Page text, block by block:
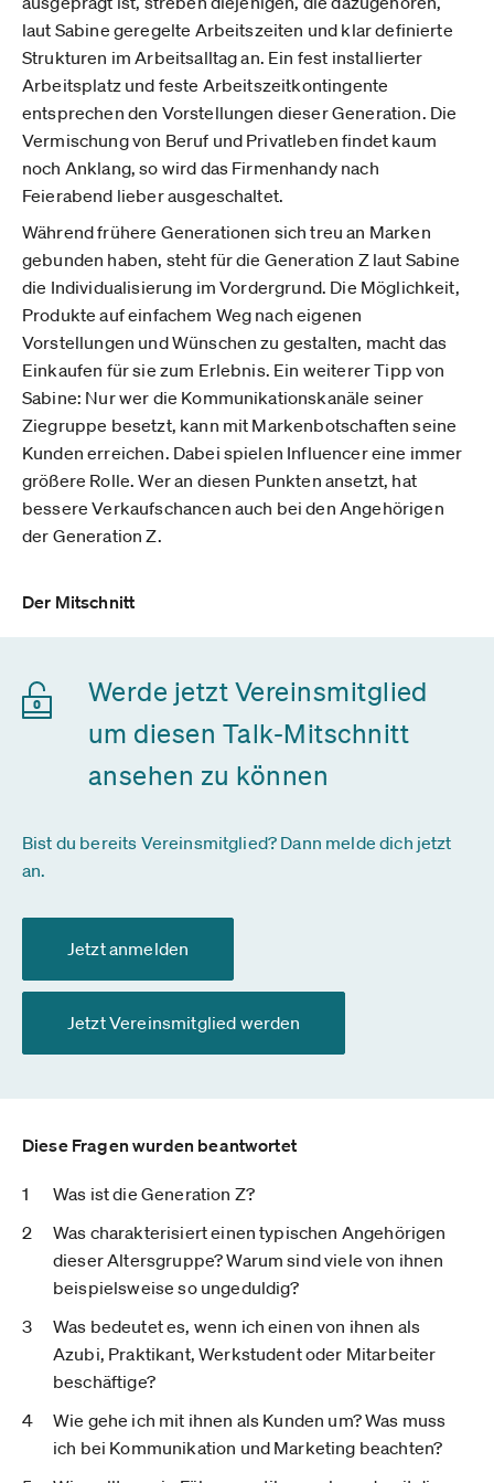
laut Sabine geregelte Arbeitszeiten und klar definierte
Strukturen im Arbeitsalltag an. Ein fest installierter
Arbeitsplatz und feste Arbeitszeitkontingente
entsprechen den Vorstellungen dieser Generation. Die
Vermischung von Beruf und Privatleben findet kaum
noch Anklang, so wird das Firmenhandy nach
Feierabend lieber ausgeschaltet.
Während frühere Generationen sich treu an Marken
gebunden haben, steht für die Generation Z laut Sabine
die Individualisierung im Vordergrund. Die Möglichkeit,
Produkte auf einfachem Weg nach eigenen
Vorstellungen und Wünschen zu gestalten, macht das
Einkaufen für sie zum Erlebnis. Ein weiterer Tipp von
Sabine: Nur wer die Kommunikationskanäle seiner
Ziegruppe besetzt, kann mit Markenbotschaften seine
Kunden erreichen. Dabei spielen Influencer eine immer
größere Rolle. Wer an diesen Punkten ansetzt, hat
bessere Verkaufschancen auch bei den Angehörigen
der Generation Z.
Der Mitschnitt
Werde jetzt Vereinsmitglied
um diesen Talk-Mitschnitt
ansehen zu können
Bist du bereits Vereinsmitglied? Dann melde dich jetzt
an.
Jetzt anmelden
Jetzt Vereinsmitglied werden
Diese Fragen wurden beantwortet
Was ist die Generation Z?
Was charakterisiert einen typischen Angehörigen
dieser Altersgruppe? Warum sind viele von ihnen
beispielsweise so ungeduldig?
Was bedeutet es, wenn ich einen von ihnen als
Azubi, Praktikant, Werkstudent oder Mitarbeiter
beschäftige?
Wie gehe ich mit ihnen als Kunden um? Was muss
ich bei Kommunikation und Marketing beachten?